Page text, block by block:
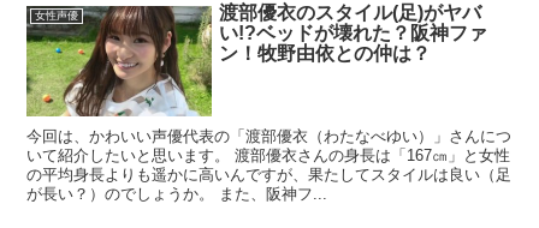
女性声優
渡部優衣のスタイル(足)がヤバ
い!?ベッドが壊れた？阪神ファ
ン！牧野由依との仲は？
今回は、かわいい声優代表の「渡部優衣（わたなべゆい）」さんにつ
いて紹介したいと思います。 渡部優衣さんの身長は「167㎝」と女性
の平均身長よりも遥かに高いんですが、果たしてスタイルは良い（足
が長い？）のでしょうか。 また、阪神フ...